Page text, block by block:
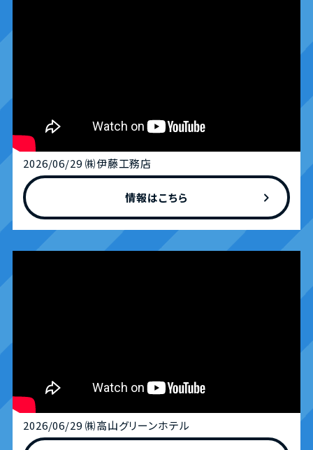
2026/06/29 ㈱伊藤工務店
情報はこちら chevron_right
2026/06/29 ㈱高山グリーンホテル